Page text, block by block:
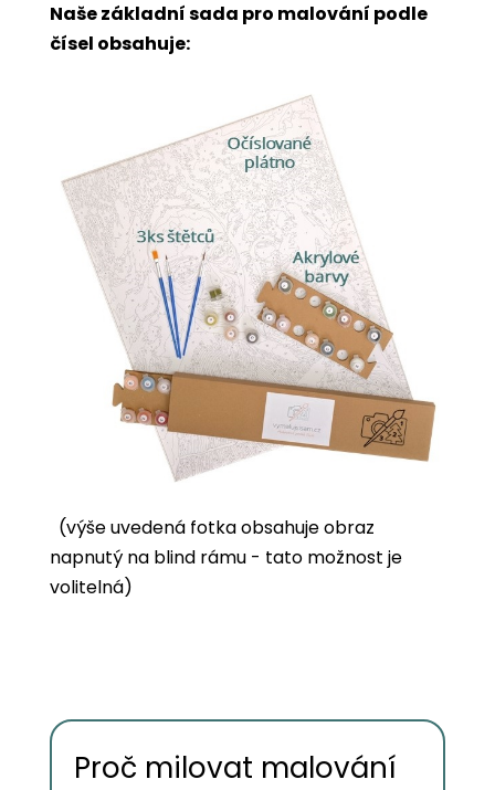
Naše základní sada pro malování podle
čísel obsahuje:
(výše uvedená fotka obsahuje obraz
napnutý na blind rámu - tato možnost je
volitelná)
Proč milovat malování